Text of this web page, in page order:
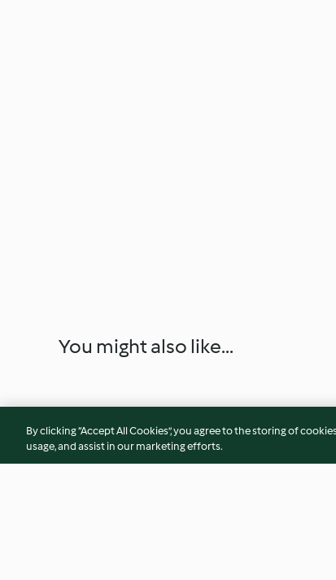
You might also like...
By clicking “Accept All Cookies”, you agree to the storing of
usage, and assist in our marketing efforts.